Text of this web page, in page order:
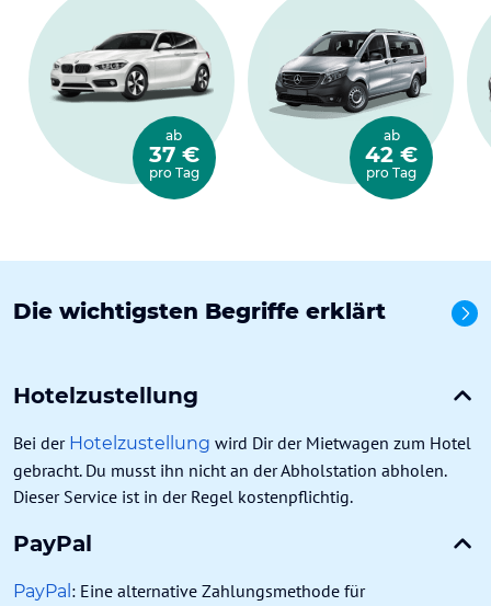
ab
37 €
pro Tag
ab
42 €
pro Tag
Die wichtigsten Begriffe erklärt
Alle
Hotelzustellung
Bei der Hotelzustellung wird Dir der Mietwagen zum Hotel
gebracht. Du musst ihn nicht an der Abholstation abholen.
Dieser Service ist in der Regel kostenpflichtig.
PayPal
PayPal : Eine alternative Zahlungsmethode für